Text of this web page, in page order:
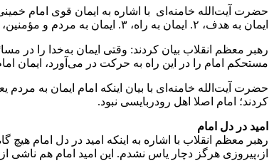
ایمان به هدف، ۲. ایمان به راه، ۳. ایمان به مردم و مؤمنین، ۴. ایمان به خدا.
رهبر معظم انقلاب بیان کردند: وقتی ایمان به‌خدا را در
مستحکم امام را در این راه به حرکت در می‌آورد، ایمان
حضرت آیت‌الله خامنه‌ای با بیان اینکه امام ایمان به
کردند؛ امام اصلا اهل رودربایسی نبود.
امید در دل امام
رهبر معظم انقلاب با اشاره به اینکه امید در دل امام
از،پیروزی هرگز دچار یاس نشدم. این امید امام هم ناشی از